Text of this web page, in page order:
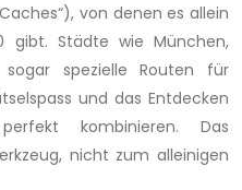
von denen es allein
gibt. Städte wie München,
spezielle Routen für
und das Entdecken
kombinieren. Das
nicht zum alleinigen